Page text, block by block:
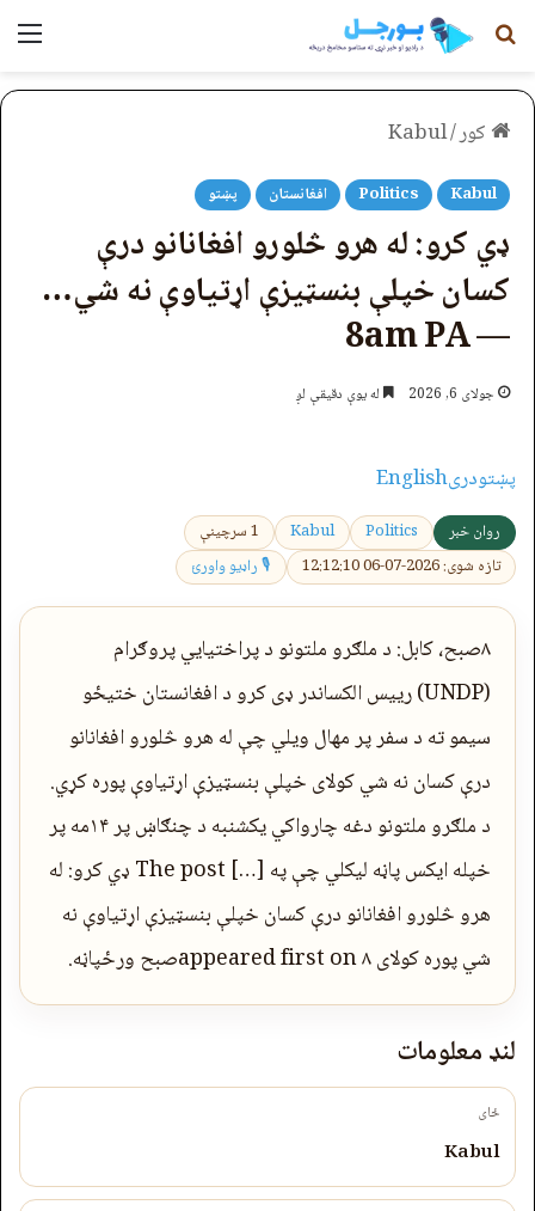
لټون
کور/
Kabul
Kabul
Politics افغانستان پښتو
ډي کرو: له هرو څلورو افغانانو درې
کسان خپلې بنسټيزې اړتیاوې نه شي…
— 8am PA
جولای 6, 2026 له یوې دقیقې لږ
پښتودریEnglish
روان خبر Politics
Kabul
1 سرچینې
تازه شوی: 2026-07-06 12:12:10
🎙 راډیو واورئ
۸صبح، کابل: د ملګرو ملتونو د پراختیايي پروګرام
(UNDP) رییس الکساندر ډی کرو د افغانستان ختیځو
سیمو ته د سفر پر مهال ویلي چې له هرو څلورو افغانانو
درې کسان نه شي کولای خپلې بنسټيزې اړتیاوې پوره کړي.
د ملګرو ملتونو دغه چارواکي يکشنبه د چنګاښ پر ۱۴مه پر
خپله ایکس پاڼه لیکلي چې په […] The post ډي کرو: له
هرو څلورو افغانانو درې کسان خپلې بنسټيزې اړتیاوې نه
شي پوره کولای appeared first on ۸صبح ورځپاڼه.
لنډ معلومات
ځای
Kabul